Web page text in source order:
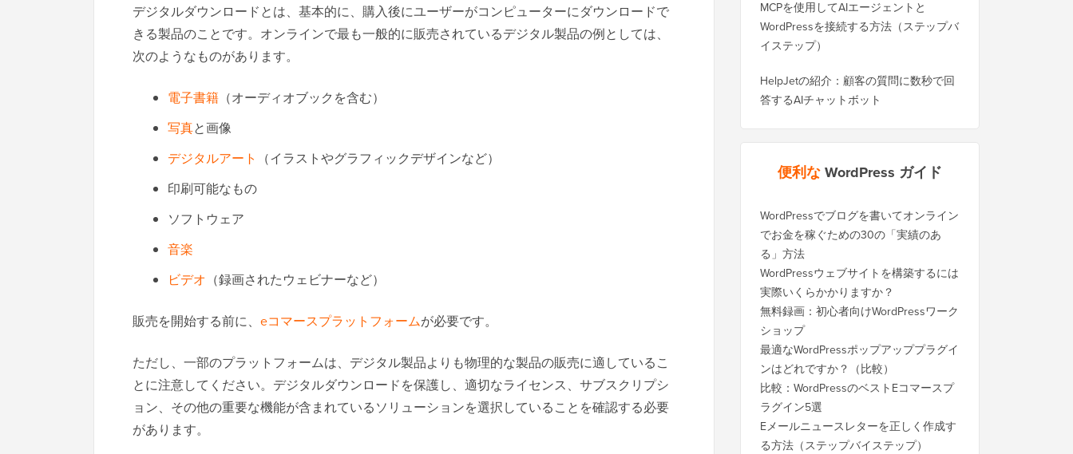
デジタルダウンロードとは、基本的に、購入後にユーザーがコンピューターにダウンロードで
きる製品のことです。オンラインで最も一般的に販売されているデジタル製品の例としては、
次のようなものがあります。
電子書籍 （オーディオブックを含む）
写真と画像
デジタルアート
（イラストやグラフィックデザインなど）
印刷可能なもの
ソフトウェア
音楽
ビデオ （録画されたウェビナーなど）
販売を開始する前に、 eコマースプラットフォームが必要です。
ただし、一部のプラットフォームは、デジタル製品よりも物理的な製品の販売に適しているこ
とに注意してください。デジタルダウンロードを保護し、適切なライセンス、サブスクリプシ
ョン、その他の重要な機能が含まれているソリューションを選択していることを確認する必要
があります。
MCPを使用してAIエージェントと
WordPressを接続する方法（ステップバ
イステップ）
HelpJetの紹介：顧客の質問に数秒で回
答するAIチャットボット
便利なWordPress ガイド
WordPressでブログを書いてオンライン
でお金を稼ぐための30の「実績のあ
る」方法
WordPressウェブサイトを構築するには
実際いくらかかりますか？
無料録画：初心者向けWordPressワーク
ショップ
最適なWordPressポップアッププラグイ
ンはどれですか？（比較）
比較：WordPressのベストEコマースプ
ラグイン5選
Eメールニュースレターを正しく作成す
る方法（ステップバイステップ）